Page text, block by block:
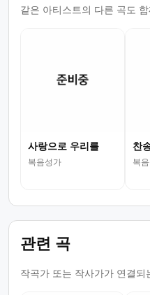
같은 아티스트의 다른 곡도 함
사랑으로 우리를
복음성가
찬
복
관련 곡
작곡가 또는 작사가가 연결되